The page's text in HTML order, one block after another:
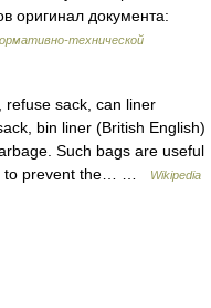
оригинал документа:
технической
sack, can liner
bin liner (British English)
Such bags are useful
to prevent the… …
Wikipedia